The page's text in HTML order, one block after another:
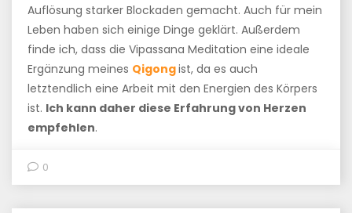
Auflösung starker Blockaden gemacht. Auch für mein
Leben haben sich einige Dinge geklärt. Außerdem
finde ich, dass die Vipassana Meditation eine ideale
Ergänzung meines Qigongist, da es auch
letztendlich eine Arbeit mit den Energien des Körpers
ist. Ich kann daher diese Erfahrung von Herzen
empfehlen.
0